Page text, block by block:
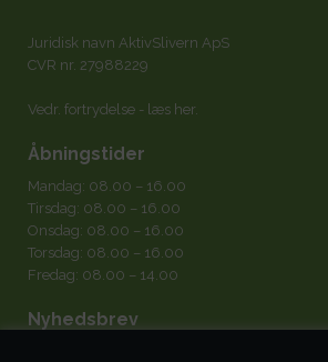
Juridisk navn AktivSlivern ApS
CVR nr. 27988229
Vedr. fortrydelse - læs her.
Åbningstider
Mandag: 08.00 – 16.00
Tirsdag: 08.00 – 16.00
Onsdag: 08.00 – 16.00
Torsdag: 08.00 – 16.00
Fredag: 08.00 – 14.00
Nyhedsbrev